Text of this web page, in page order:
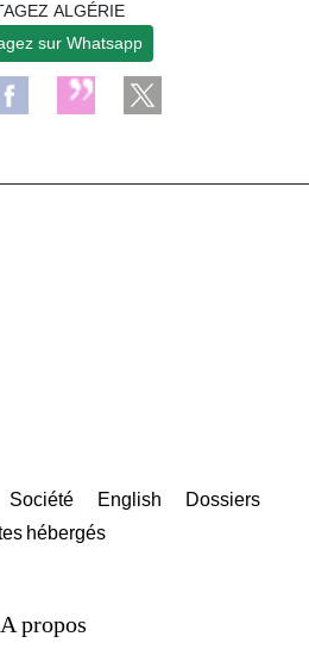
ALGÉRIE
sur Whatsapp
Société English
Dossiers
hébergés
A propos